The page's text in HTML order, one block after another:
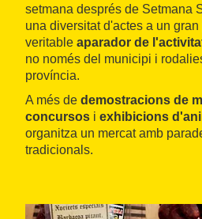
setmana després de Setmana
una diversitat d'actes a un
veritable aparador de
no només del municipi i
província.
A més de demostracions de
concursos i exhibicions
organitza un mercat amb
tradicionals.